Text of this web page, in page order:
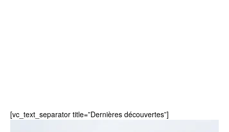
[vc_text_separator title=”Dernières découvertes”]